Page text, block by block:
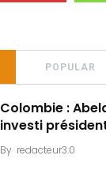
POPULAR
Colombie :
investi
By redacteur3.0